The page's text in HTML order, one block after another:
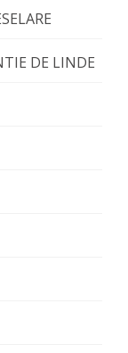
DE LINDE